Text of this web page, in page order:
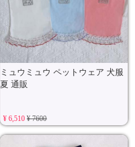
ミュウミュウ ペットウェア 犬服
夏 通販
¥ 6,510¥ 7600